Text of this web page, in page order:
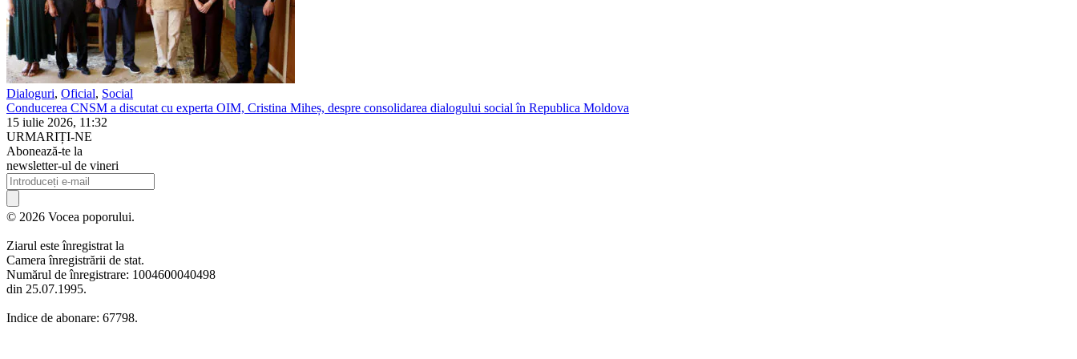
Dialoguri, Oficial, Social
Conducerea CNSM a discutat cu experta OIM, Cristina Miheș, despre consolidarea dialogului social în Republica Moldova
15 iulie 2026, 11:32
URMARIȚI-NE
Abonează-te la
newsletter-ul de vineri
© 2026 Vocea poporului.
Ziarul este înregistrat la
Camera înregistrării de stat.
Numărul de înregistrare: 1004600040498
din 25.07.1995.
Indice de abonare: 67798.